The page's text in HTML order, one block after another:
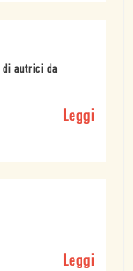
autrici da
Leggi
Leggi